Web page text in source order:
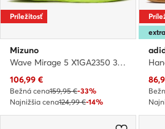
Príležitosť
Mizuno
Wave Mirage 5 X1GA2350 39 · Halové topánky
Aktuálna cena
106,99 €
Bežná cena159,95 €-33%
Najnižšia cena124,99 €-14%